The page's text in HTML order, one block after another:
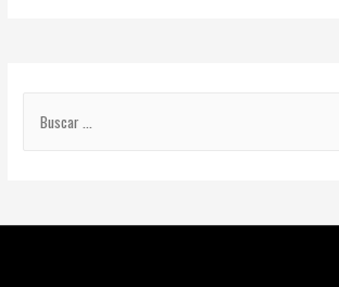
ENTRADAS
a